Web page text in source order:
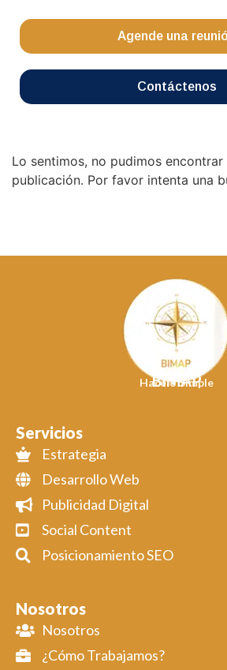
Agende una
Contáctenos
Lo sentimos, no pudimos encontrar
publicación. Por favor intenta una
BIMAP
Hacelo Simple
Servicios
Estrategia
Desarrollo Web
Publicidad Digital
Social Content
Posicionamiento SEO
Nosotros
Nosotros
¿Cómo Trabajamos?